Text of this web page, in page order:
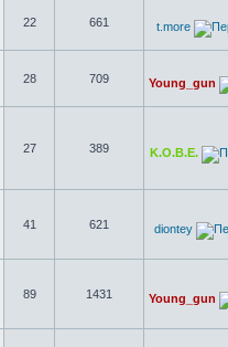
22 661
t.more
28 709
Young_gun
27 389
K.O.B.E.
41 621
diontey
89 1431
Young_gun